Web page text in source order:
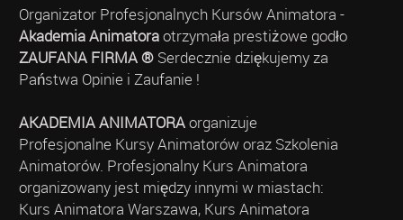
Organizator Profesjonalnych Kursów Animatora -
Akademia Animatoraotrzymała prestiżowe godło
ZAUFANA FIRMA ®Serdecznie dziękujemy za
Państwa Opinie i Zaufanie !
AKADEMIA ANIMATORAorganizuje
Profesjonalne Kursy Animatorów oraz Szkolenia
Animatorów. Profesjonalny Kurs Animatora
organizowany jest między innymi w miastach:
Kurs Animatora Warszawa, Kurs Animatora